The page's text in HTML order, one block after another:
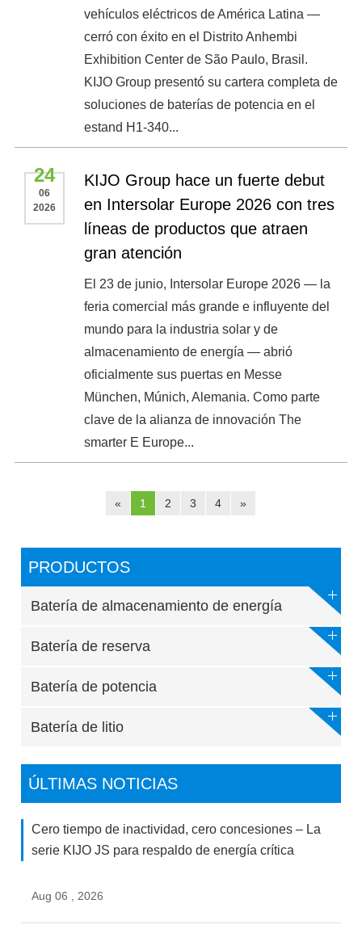
vehículos eléctricos de América Latina —
cerró con éxito en el Distrito Anhembi
Exhibition Center de São Paulo, Brasil.
KIJO Group presentó su cartera completa de
soluciones de baterías de potencia en el
estand H1-340...
24
06
2026
KIJO Group hace un fuerte debut
en Intersolar Europe 2026 con tres
líneas de productos que atraen
gran atención
El 23 de junio, Intersolar Europe 2026 — la
feria comercial más grande e influyente del
mundo para la industria solar y de
almacenamiento de energía — abrió
oficialmente sus puertas en Messe
München, Múnich, Alemania. Como parte
clave de la alianza de innovación The
smarter E Europe...
« 1 2 3 4 »
PRODUCTOS
Batería de almacenamiento de energía
Batería de reserva
Batería de potencia
Batería de litio
ÚLTIMAS NOTICIAS
Cero tiempo de inactividad, cero concesiones – La
serie KIJO JS para respaldo de energía crítica
Aug 06 , 2026